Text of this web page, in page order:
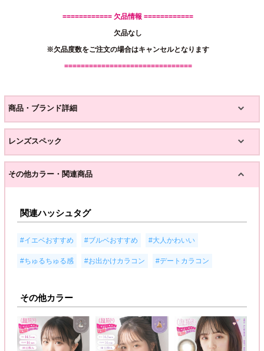
============ 欠品情報 ============
欠品なし
※欠品度数をご注文の場合はキャンセルとなります
===============================
商品・ブランド詳細
レンズスペック
その他カラー・関連商品
関連ハッシュタグ
#イエベおすすめ #ブルベおすすめ #大人かわいい
#ちゅるちゅる感 #お出かけカラコン #デートカラコン
その他カラー